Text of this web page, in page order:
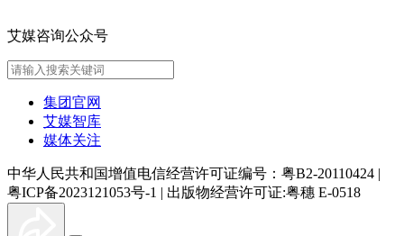
艾媒咨询公众号
集团官网
艾媒智库
媒体关注
中华人民共和国增值电信经营许可证编号：粤B2-20110424 |
粤ICP备2023121053号-1 | 出版物经营许可证:粤穗 E-0518